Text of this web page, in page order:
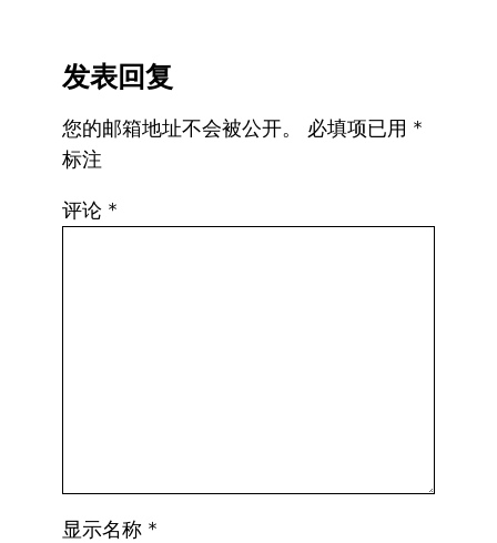
发表回复
您的邮箱地址不会被公开。 必填项已用 *
标注
评论 *
显示名称 *